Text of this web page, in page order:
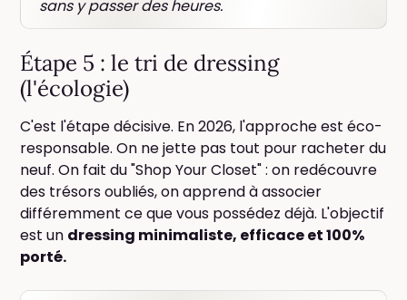
sans y passer des heures.
Étape 5 : le tri de dressing
(l'écologie)
C'est l'étape décisive. En 2026, l'approche est éco-
responsable. On ne jette pas tout pour racheter du
neuf. On fait du "Shop Your Closet" : on redécouvre
des trésors oubliés, on apprend à associer
différemment ce que vous possédez déjà. L'objectif
est un dressing minimaliste, efficace et 100%
porté.